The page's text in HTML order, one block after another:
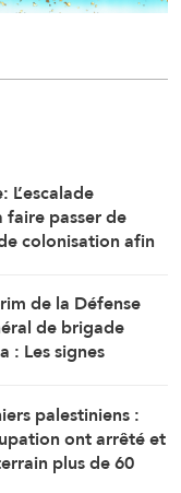
faire passer de
colonisation afin
au nord
de la Défense
de brigade
: Les signes
clairement
palestiniens :
ont arrêté et
plus de 60